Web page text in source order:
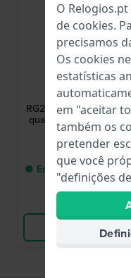
Lorus
RG239XX9
RG239XX9 30 mm
quartzo mulher em
99,00 €
● Entrega num prazo
até 5 dias úteis
Ver produto
O
de cookies.
precisamos
Os cookies
estatísticas
em "aceitar
também os
pretender
que você
"definições